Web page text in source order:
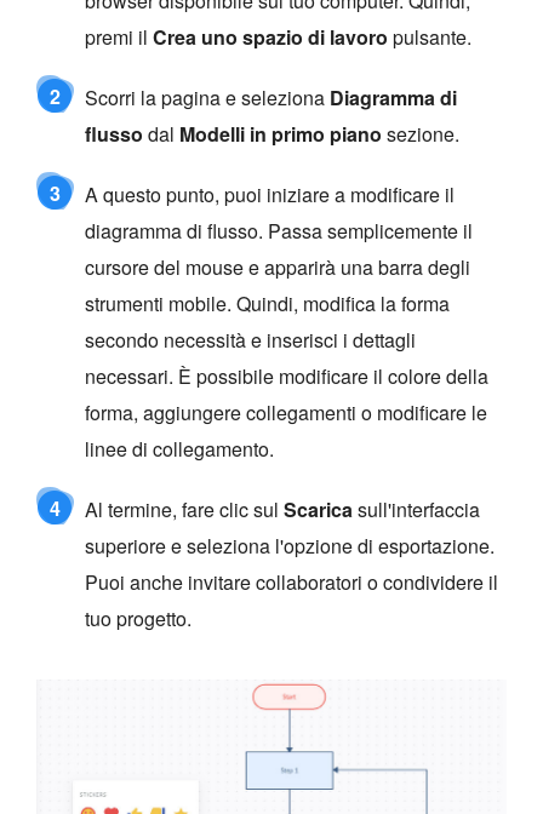
premi il Crea uno spazio di lavoro pulsante.
2 Scorri la pagina e seleziona Diagramma di
flusso dal Modelli in primo piano sezione.
3
A questo punto, puoi iniziare a modificare il
diagramma di flusso. Passa semplicemente il
cursore del mouse e apparirà una barra degli
strumenti mobile. Quindi, modifica la forma
secondo necessità e inserisci i dettagli
necessari. È possibile modificare il colore della
forma, aggiungere collegamenti o modificare le
linee di collegamento.
4 Al termine, fare clic sul Scaricasull'interfaccia
superiore e seleziona l'opzione di esportazione.
Puoi anche invitare collaboratori o condividere il
tuo progetto.